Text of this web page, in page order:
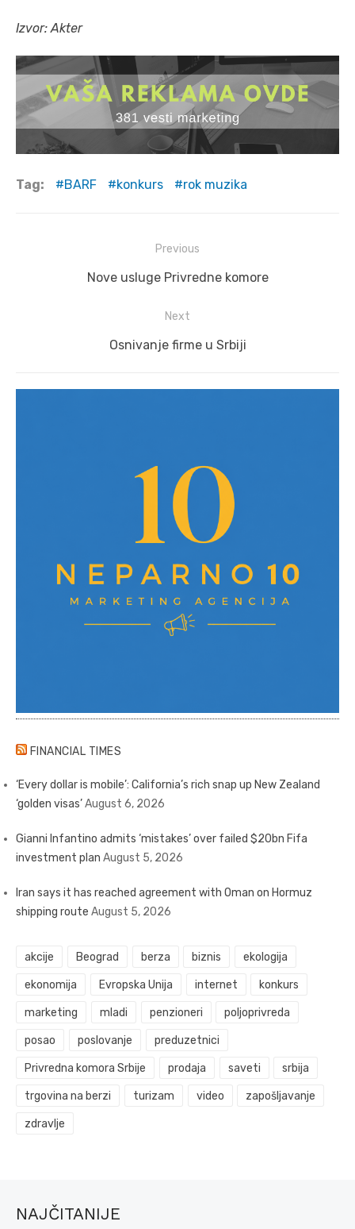
Izvor: Akter
Tag: BARF konkurs rok muzika
navigation
Previous
Previous
Nove usluge Privredne komore
Next
Next
Osnivanje firme u Srbiji
FINANCIAL TIMES
‘Every dollar is mobile’: California’s rich snap up New Zealand
‘golden visas’August 6, 2026
Gianni Infantino admits ‘mistakes’ over failed $20bn Fifa
investment plan August 5, 2026
Iran says it has reached agreement with Oman on Hormuz
shipping route August 5, 2026
akcije Beograd berza biznis ekologija
ekonomija Evropska Unija internet konkurs
marketing mladi penzioneri poljoprivreda
posao poslovanje preduzetnici
Privredna komora Srbije prodaja saveti srbija
trgovina na berzi turizam video zapošljavanje
zdravlje
NAJČITANIJE